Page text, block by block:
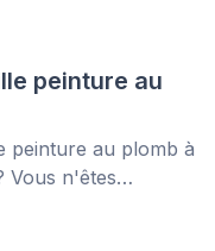
peinture au
peinture au plomb à
Vous n'êtes
et celle de votre